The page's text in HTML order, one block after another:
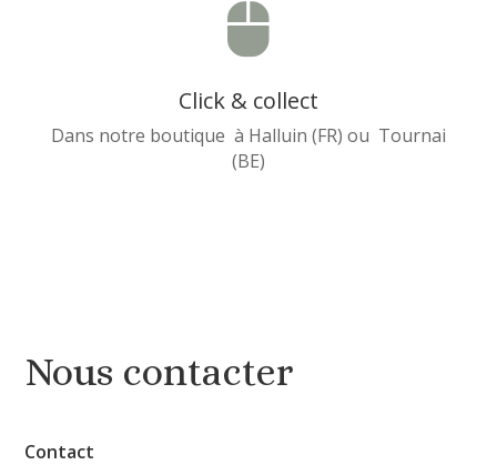

Click & collect
Dans notre boutique à Halluin (FR) ou Tournai
(BE)
Nous contacter
Contact